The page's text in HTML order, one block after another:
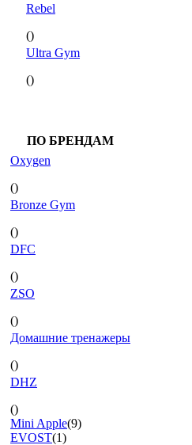
Rebel
()
Ultra Gym
()
ПО БРЕНДАМ
Oxygen
()
Bronze Gym
()
DFC
()
ZSO
()
Домашние тренажеры
()
DHZ
()
Mini Apple(9)
EVOST(1)